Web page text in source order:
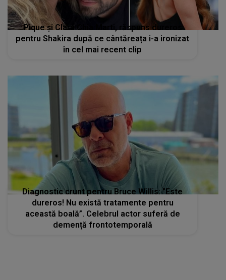
Pique și Clara Chia Marti, răspuns dureros
pentru Shakira după ce cântăreața i-a ironizat
în cel mai recent clip
Diagnostic crunt pentru Bruce Willis: ”Este
dureros! Nu există tratamente pentru
această boală”. Celebrul actor suferă de
demență frontotemporală